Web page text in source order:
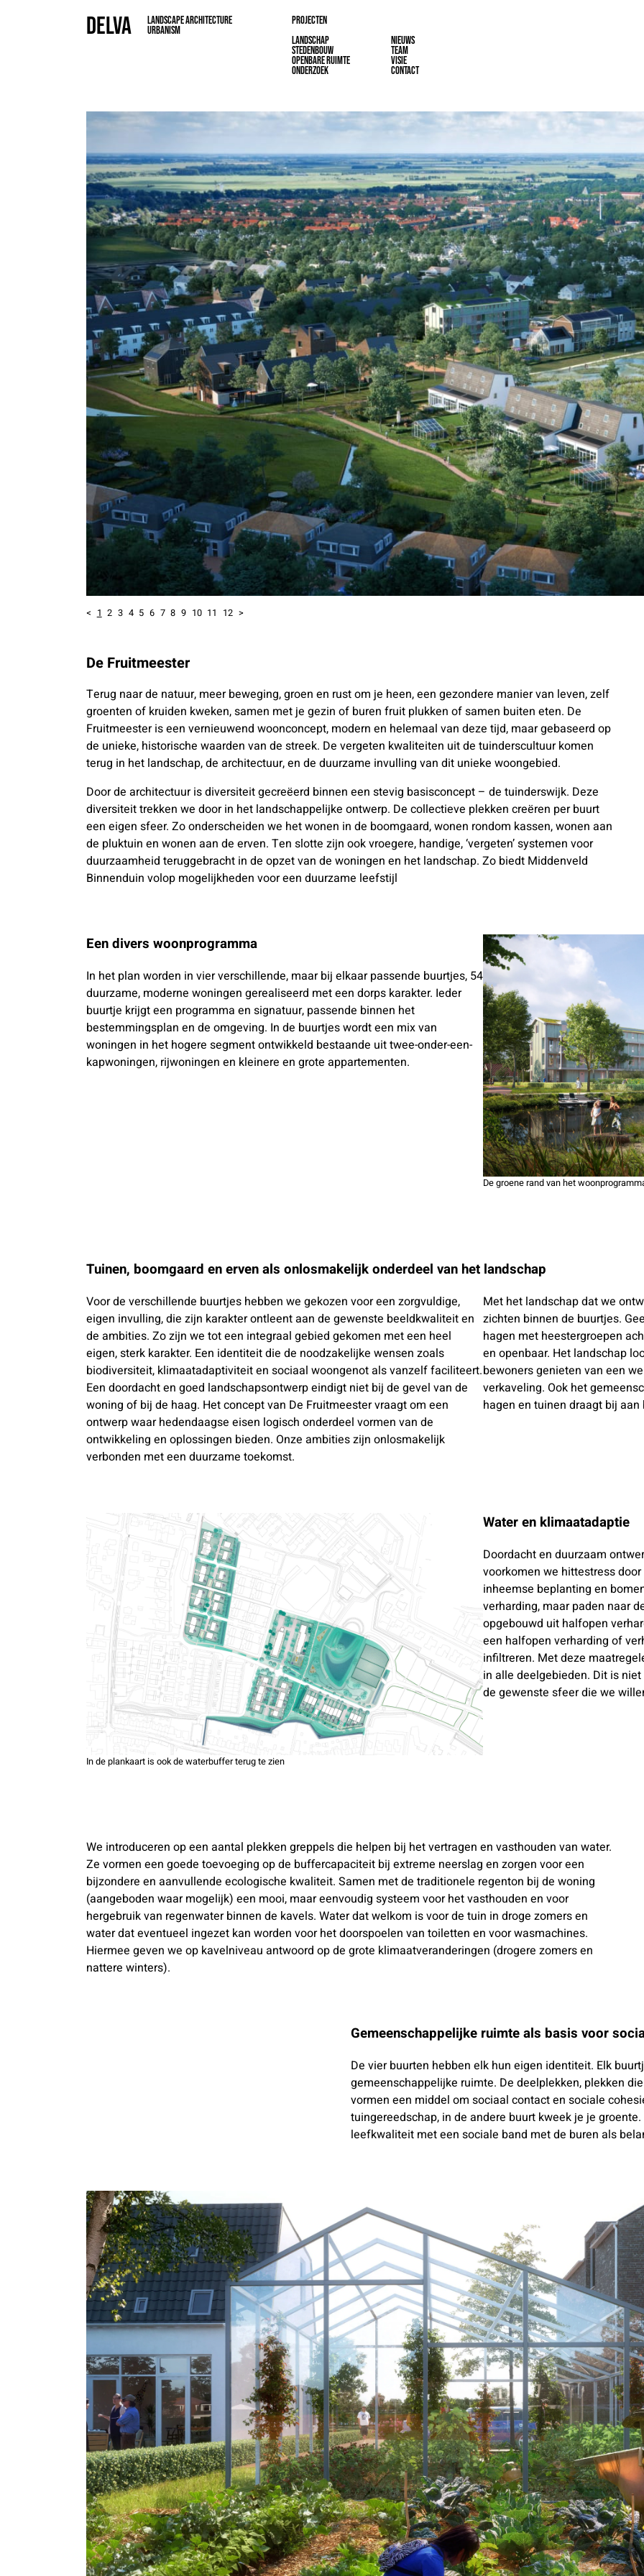
DELVA
LANDSCAPE ARCHITECTURE
URBANISM
PROJECTEN
LANDSCHAP
STEDENBOUW
OPENBARE RUIMTE
ONDERZOEK
NIEUWS
TEAM
VISIE
CONTACT
< 1 2 3 4 5 6 7 8 9 10 11 12 >
De Fruitmeester
Terug naar de natuur, meer beweging, groen en rust om je heen, een gezondere manier van leven, zelf
groenten of kruiden kweken, samen met je gezin of buren fruit plukken of samen buiten eten. De
Fruitmeester is een vernieuwend woonconcept, modern en helemaal van deze tijd, maar gebaseerd op
de unieke, historische waarden van de streek. De vergeten kwaliteiten uit de tuinderscultuur komen
terug in het landschap, de architectuur, en de duurzame invulling van dit unieke woongebied.
Door de architectuur is diversiteit gecreëerd binnen een stevig basisconcept – de tuinderswijk. Deze
diversiteit trekken we door in het landschappelijke ontwerp. De collectieve plekken creëren per buurt
een eigen sfeer. Zo onderscheiden we het wonen in de boomgaard, wonen rondom kassen, wonen aan
de pluktuin en wonen aan de erven. Ten slotte zijn ook vroegere, handige, ‘vergeten’ systemen voor
duurzaamheid teruggebracht in de opzet van de woningen en het landschap. Zo biedt Middenveld
Binnenduin volop mogelijkheden voor een duurzame leefstijl
Een divers woonprogramma
In het plan worden in vier verschillende, maar bij elkaar passende buurtjes, 54
duurzame, moderne woningen gerealiseerd met een dorps karakter. Ieder
buurtje krijgt een programma en signatuur, passende binnen het
bestemmingsplan en de omgeving. In de buurtjes wordt een mix van
woningen in het hogere segment ontwikkeld bestaande uit twee-onder-een-
kapwoningen, rijwoningen en kleinere en grote appartementen.
De groene rand van het
Tuinen, boomgaard en erven als onlosmakelijk onderdeel van het landschap
Voor de verschillende buurtjes hebben we gekozen voor een zorgvuldige,
eigen invulling, die zijn karakter ontleent aan de gewenste beeldkwaliteit en
de ambities. Zo zijn we tot een integraal gebied gekomen met een heel
eigen, sterk karakter. Een identiteit die de noodzakelijke wensen zoals
biodiversiteit, klimaatadaptiviteit en sociaal woongenot als vanzelf faciliteert.
Een doordacht en goed landschapsontwerp eindigt niet bij de gevel van de
woning of bij de haag. Het concept van De Fruitmeester vraagt om een
ontwerp waar hedendaagse eisen logisch onderdeel vormen van de
ontwikkeling en oplossingen bieden. Onze ambities zijn onlosmakelijk
verbonden met een duurzame toekomst.
Met het landschap dat we
zichten binnen de buurtjes.
hagen met heestergroepen
en openbaar. Het landschap
bewoners genieten van een
verkaveling. Ook het
hagen en tuinen draagt bij
In de plankaart is ook de waterbuffer terug te zien
Water en klimaatadaptie
Doordacht en duurzaam
voorkomen we hittestress
inheemse beplanting en
verharding, maar paden naar
opgebouwd uit halfopen
een halfopen verharding of
infiltreren. Met deze
in alle deelgebieden. Dit is
de gewenste sfeer die we
We introduceren op een aantal plekken greppels die helpen bij het vertragen en vasthouden van water.
Ze vormen een goede toevoeging op de buffercapaciteit bij extreme neerslag en zorgen voor een
bijzondere en aanvullende ecologische kwaliteit. Samen met de traditionele regenton bij de woning
(aangeboden waar mogelijk) een mooi, maar eenvoudig systeem voor het vasthouden en voor
hergebruik van regenwater binnen de kavels. Water dat welkom is voor de tuin in droge zomers en
water dat eventueel ingezet kan worden voor het doorspoelen van toiletten en voor wasmachines.
Hiermee geven we op kavelniveau antwoord op de grote klimaatveranderingen (drogere zomers en
nattere winters).
Gemeenschappelijke ruimte als basis voor
De vier buurten hebben elk hun eigen identiteit. Elk
gemeenschappelijke ruimte. De deelplekken, plekken
vormen een middel om sociaal contact en sociale
tuingereedschap, in de andere buurt kweek je je
leefkwaliteit met een sociale band met de buren als